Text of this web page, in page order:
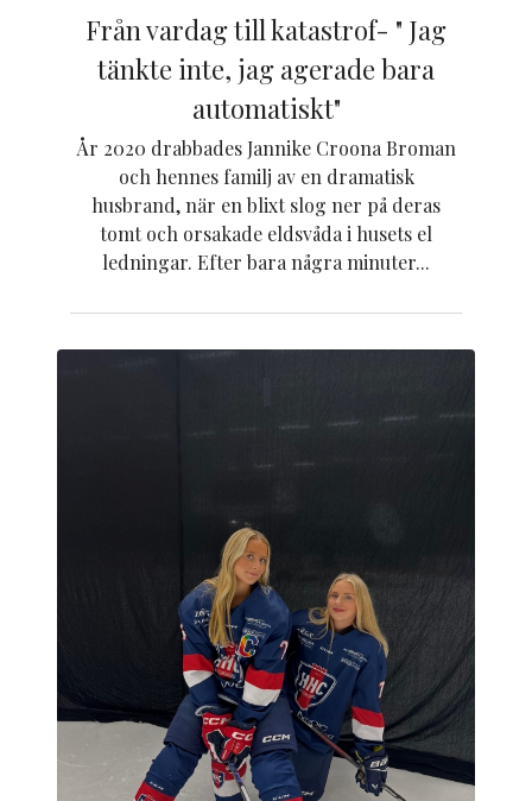
Från vardag till katastrof- " Jag
tänkte inte, jag agerade bara
automatiskt"
År 2020 drabbades Jannike Croona Broman
och hennes familj av en dramatisk
husbrand, när en blixt slog ner på deras
tomt och orsakade eldsvåda i husets el
ledningar. Efter bara några minuter...